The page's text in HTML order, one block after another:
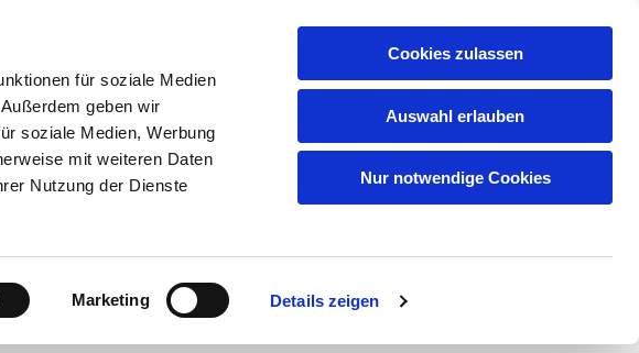
für soziale Medien
geben wir
soziale Medien, Werbung
mit weiteren Daten
Nutzung der Dienste
Marketing Details zeigen
Cookies zulassen
Auswahl erlauben
Nur notwendige Cookies
Shop
Artikelsuche
Warenkorb
Ankauf Qualität Partner/Marken Kontakt
und zu unserem Datenschutz.